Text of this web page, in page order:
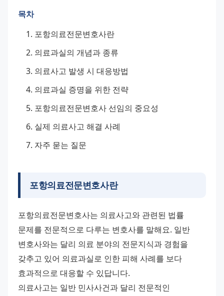
목차
포항의료전문변호사란
의료과실의 개념과 종류
의료사고 발생 시 대응방법
의료과실 증명을 위한 전략
포항의료전문변호사 선임의 중요성
실제 의료사고 해결 사례
자주 묻는 질문
포항의료전문변호사란
포항의료전문변호사는 의료사고와 관련된 법률
문제를 전문적으로 다루는 변호사를 말해요. 일반
변호사와는 달리 의료 분야의 전문지식과 경험을
갖추고 있어 의료과실로 인한 피해 사례를 보다
효과적으로 대응할 수 있답니다.
의료사고는 일반 민사사건과 달리 전문적인